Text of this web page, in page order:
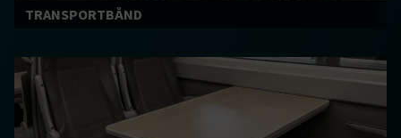
TRANSPORTBÅND